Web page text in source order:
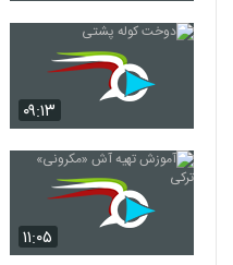
۰۹:۱۳
۱۱:۰۵